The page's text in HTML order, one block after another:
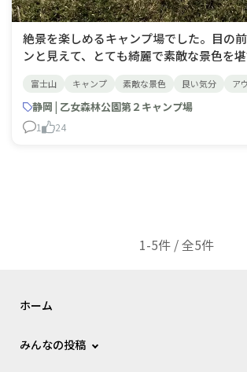
絶景を楽しめるキャンプ場でした。目の
ンと見えて、とても綺麗で素敵な景色を
象を持ちました。また必ず訪れます。あ
した。
富士山 キャンプ 素敵な景色 良い気分 ア
静岡 | 乙女森林公園第２キャンプ場
1 24
1-5件 / 全5件
ホーム
みんなの投稿